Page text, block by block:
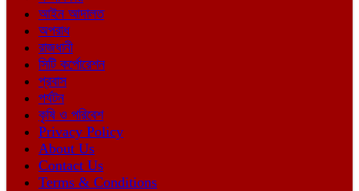
আইন আদালত
অপরাধ
রাজধানী
সিটি কর্পোরেশন
প্রবাস
পর্যটন
কৃষি ও পরিবেশ
Privacy Policy
About Us
Contact Us
Terms & Conditions